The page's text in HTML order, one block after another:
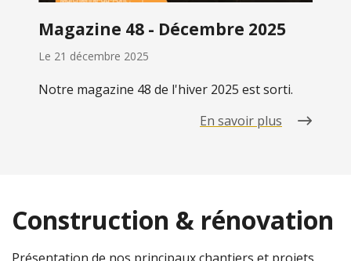
Magazine 48 - Décembre 2025
Le 21 décembre 2025
Notre magazine 48 de l'hiver 2025 est sorti.
En savoir plus
Construction & rénovation